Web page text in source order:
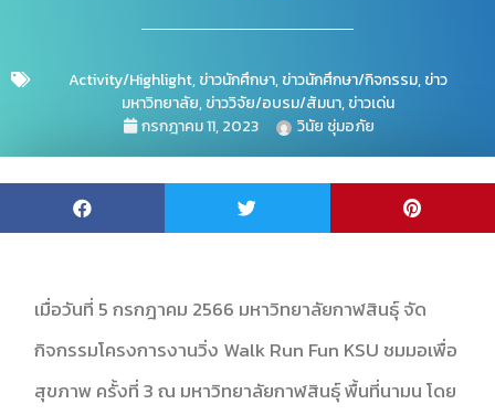
Activity/Highlight,ข่าวนักศึกษา,ข่าวนักศึกษา/กิจกรรม,ข่าว
มหาวิทยาลัย,ข่าววิจัย/อบรม/สัมนา,ข่าวเด่น
กรกฎาคม 11, 2023
วินัย ชุ่มอภัย
เมื่อวันที่ 5 กรกฎาคม 2566 มหาวิทยาลัยกาฬสินธุ์ จัด
กิจกรรมโครงการงานวิ่ง Walk Run Fun KSU ชมมอเพื่อ
สุขภาพ ครั้งที่ 3 ณ มหาวิทยาลัยกาฬสินธุ์ พื้นที่นามน โดย